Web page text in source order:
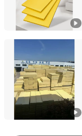
Changsha
Hunan, China